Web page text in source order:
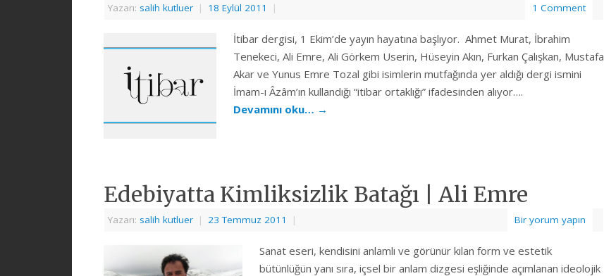
Yazarı: salih kutluer | 18 Eylül 2011 | 1 Comment
İtibar dergisi, 1 Ekim’de yayın hayatına başlıyor. Ahmet Murat, İbrahim
Tenekeci, Ali Emre, Ali Görkem Userin, Hüseyin Akın, Furkan Çalışkan, Mustafa
Akar ve Yunus Emre Tozal gibi isimlerin mutfağında yer aldığı dergi ismini
İmam-ı Âzâm’ın kullandığı “itibar ortaklığı” ifadesinden alıyor….
Devamını oku… →
Edebiyatta Kimliksizlik Batağı | Ali Emre
Yazarı: salih kutluer | 23 Temmuz 2011 | Bir yorum yapın
Sanat eseri, kendisini anlamlı ve görünür kılan form ve estetik
bütünlüğün yanı sıra, içsel bir anlam dizgesi eşliğinde açımlanan ideolojik